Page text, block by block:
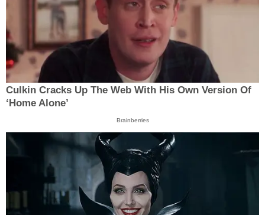
Culkin Cracks Up The Web With His Own Version Of
‘Home Alone’
Brainberries